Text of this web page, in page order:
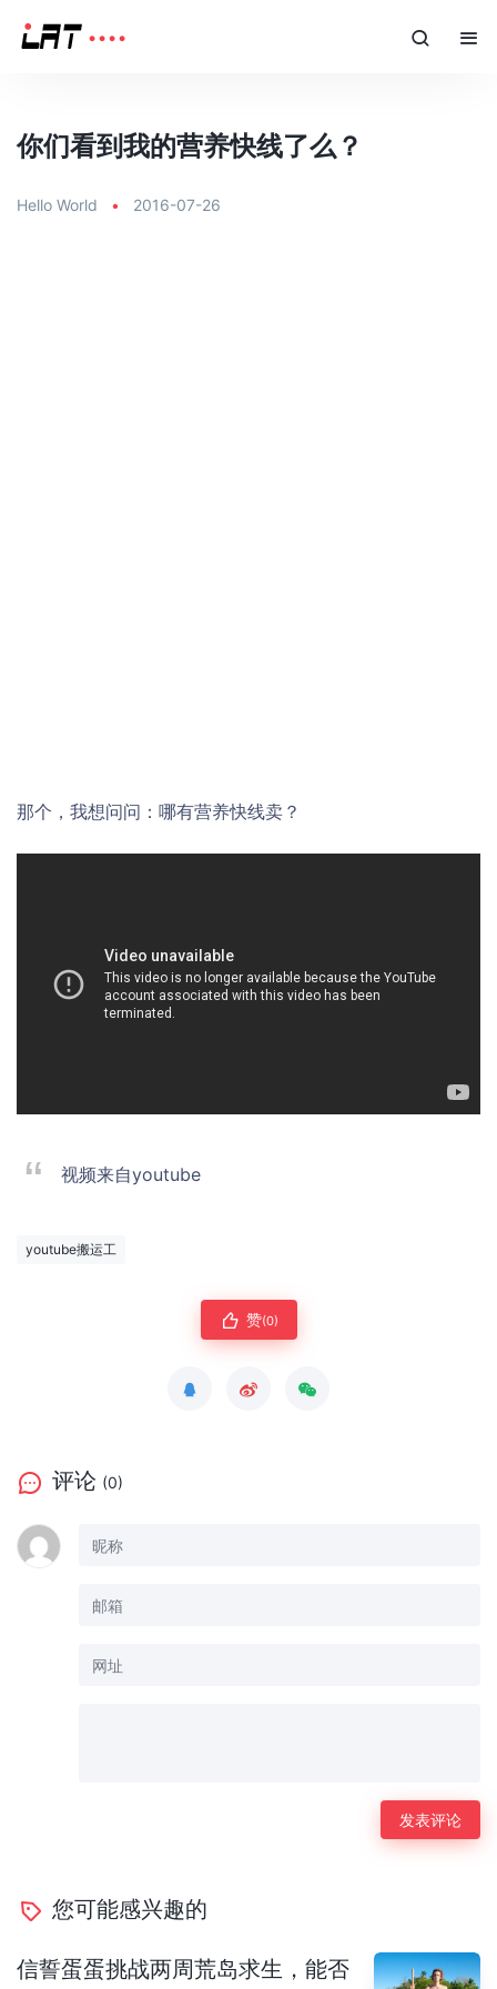
你们看到我的营养快线了么？
Hello World • 2016-07-26
那个，我想问问：哪有营养快线卖？
视频来自youtube
youtube搬运工
赞(0)
评论 (0)
您可能感兴趣的
信誓蛋蛋挑战两周荒岛求生，能否